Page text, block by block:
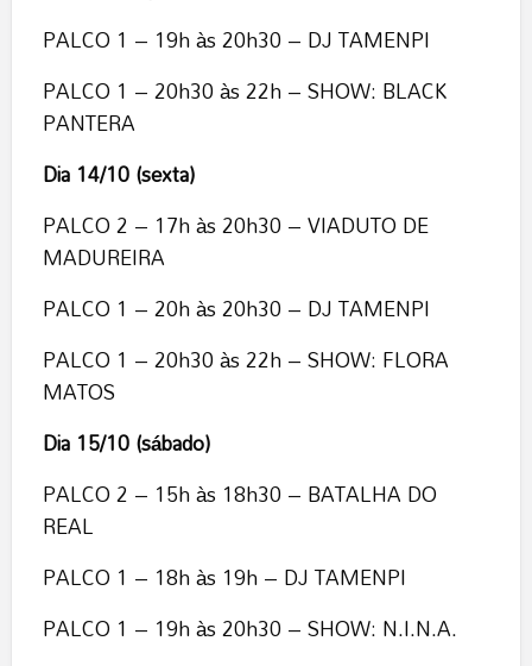
PALCO 1 – 19h às 20h30 – DJ TAMENPI
PALCO 1 – 20h30 às 22h – SHOW: BLACK
PANTERA
Dia 14/10 (sexta)
PALCO 2 – 17h às 20h30 – VIADUTO DE
MADUREIRA
PALCO 1 – 20h às 20h30 – DJ TAMENPI
PALCO 1 – 20h30 às 22h – SHOW: FLORA
MATOS
Dia 15/10 (sábado)
PALCO 2 – 15h às 18h30 – BATALHA DO
REAL
PALCO 1 – 18h às 19h – DJ TAMENPI
PALCO 1 – 19h às 20h30 – SHOW: N.I.N.A.